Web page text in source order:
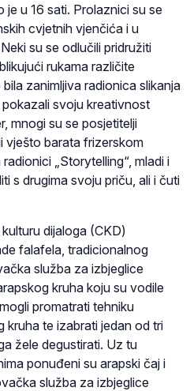
u 16 sati. Prolaznici su se
cvjetnih vjenčića i u
su se odlučili pridružiti
rukama različite
zanimljiva radionica slikanja
svoju kreativnost
mnogi su se posjetitelji
vješto barata frizerskom
„Storytelling“, mladi i
s drugima svoju priču, ali i čuti
dijaloga (CKD)
falafela, tradicionalnog
služba za izbjeglice
kruha koju su vodile
promatrati tehniku
kruha te izabrati jedan od tri
žele degustirati. Uz tu
ponuđeni su arapski čaj i
služba za izbjeglice